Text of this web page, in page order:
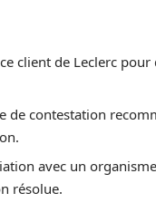
client de Leclerc
de contestation
avec un
résolue.